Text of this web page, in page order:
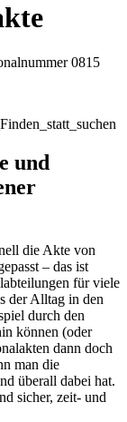
0815
und
die Akte von
– das ist
für viele
der Alltag in den
durch den
können (oder
dann doch
man die
überall dabei hat.
sicher, zeit- und